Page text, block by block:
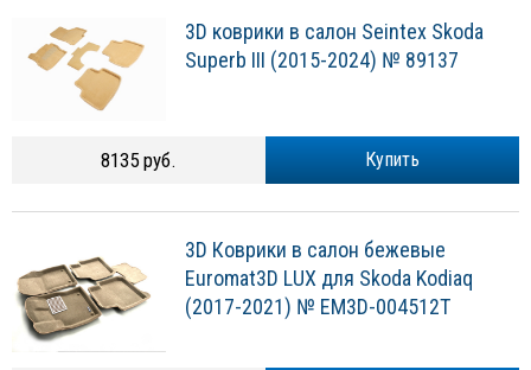
3D коврики в салон Seintex Skoda
Superb III (2015-2024) № 89137
Купить
8135 руб.
3D Коврики в салон бежевые
Euromat3D LUX для Skoda Kodiaq
(2017-2021) № EM3D-004512T